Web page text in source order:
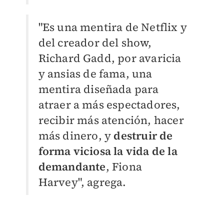
"Es una mentira de Netflix y
del creador del show,
Richard Gadd, por avaricia
y ansias de fama, una
mentira diseñada para
atraer a más espectadores,
recibir más atención, hacer
más dinero, y destruir de
forma viciosa la vida de la
demandante, Fiona
Harvey", agrega.